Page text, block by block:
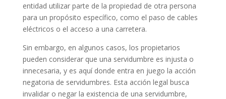
entidad utilizar parte de la propiedad de otra persona
para un propósito específico, como el paso de cables
eléctricos o el acceso a una carretera.
Sin embargo, en algunos casos, los propietarios
pueden considerar que una servidumbre es injusta o
innecesaria, y es aquí donde entra en juego la acción
negatoria de servidumbres. Esta acción legal busca
invalidar o negar la existencia de una servidumbre,